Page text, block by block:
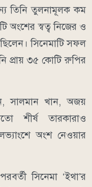
তিনি তুলনামূলক কম
অংশের স্বত্ব নিজের ও
সিনেমাটি সফল
প্রায় ৩৫ কোটি রুপির
সালমান খান, অজয়
শীর্ষ তারকারাও
অংশ নেওয়ার
সিনেমা ‘ইথা’র